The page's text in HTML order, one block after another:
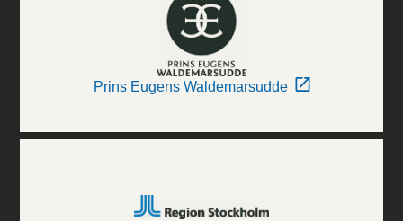
Prins Eugens Waldemarsudde